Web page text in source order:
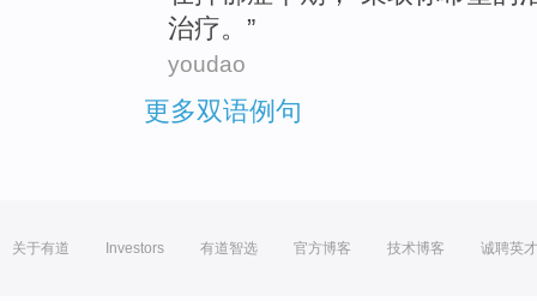
治疗。”
youdao
更多双语例句
关于有道 Investors 有道智选 官方博客 技术博客 诚聘英才